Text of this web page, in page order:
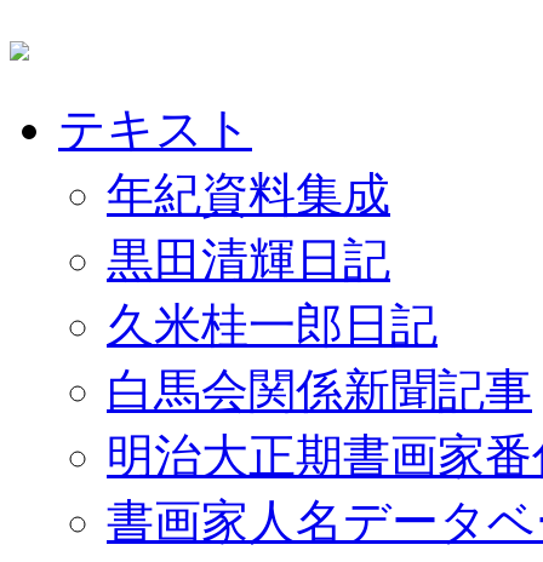
テキスト
年紀資料集成
黒田清輝日記
久米桂一郎日記
白馬会関係新聞記事
明治大正期書画家
書画家人名データ